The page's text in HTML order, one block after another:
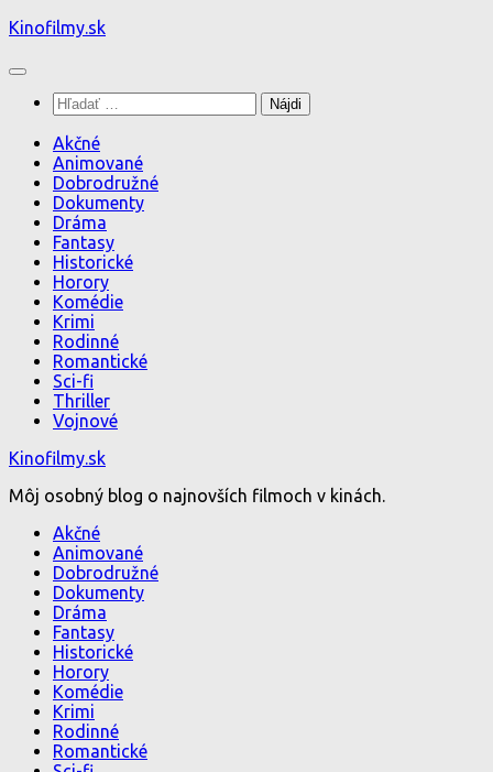
Preskočiť
obsah
Kinofilmy.sk
Hľadať:
Akčné
Animované
Dobrodružné
Dokumenty
Dráma
Fantasy
Historické
Horory
Komédie
Krimi
Rodinné
Romantické
Sci-fi
Thriller
Vojnové
Kinofilmy.sk
Môj osobný blog o najnovších filmoch v kinách.
Akčné
Animované
Dobrodružné
Dokumenty
Dráma
Fantasy
Historické
Horory
Komédie
Krimi
Rodinné
Romantické